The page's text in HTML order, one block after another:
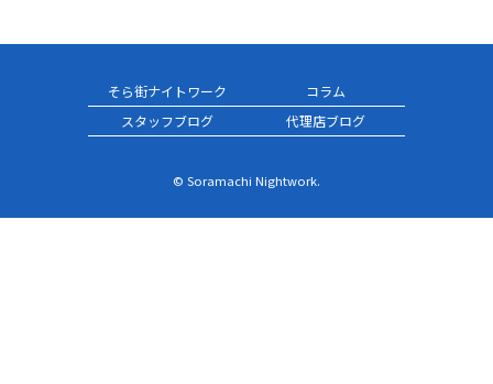
そら街ナイトワーク
コラム
スタッフブログ
代理店ブログ
© Soramachi Nightwork.